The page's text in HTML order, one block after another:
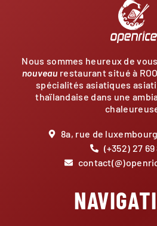
Nous sommes heureux de
nouveau restaurant situé à
spécialités asiatiques
thaïlandaise dans une
8a, rue de luxembourg
(+352) 27 69